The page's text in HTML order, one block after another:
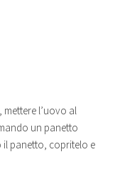
l’uovo al
un panetto
panetto, copritelo e